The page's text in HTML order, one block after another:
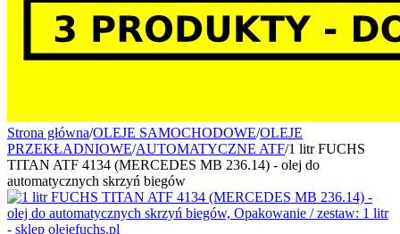
Strona główna/OLEJE SAMOCHODOWE/OLEJE
PRZEKŁADNIOWE/AUTOMATYCZNE ATF/1 litr FUCHS
TITAN ATF 4134 (MERCEDES MB 236.14) - olej do
automatycznych skrzyń biegów